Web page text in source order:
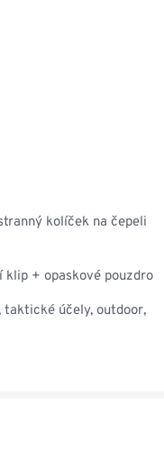
kolíček na čepeli
klip + opaskové pouzdro
taktické účely, outdoor,